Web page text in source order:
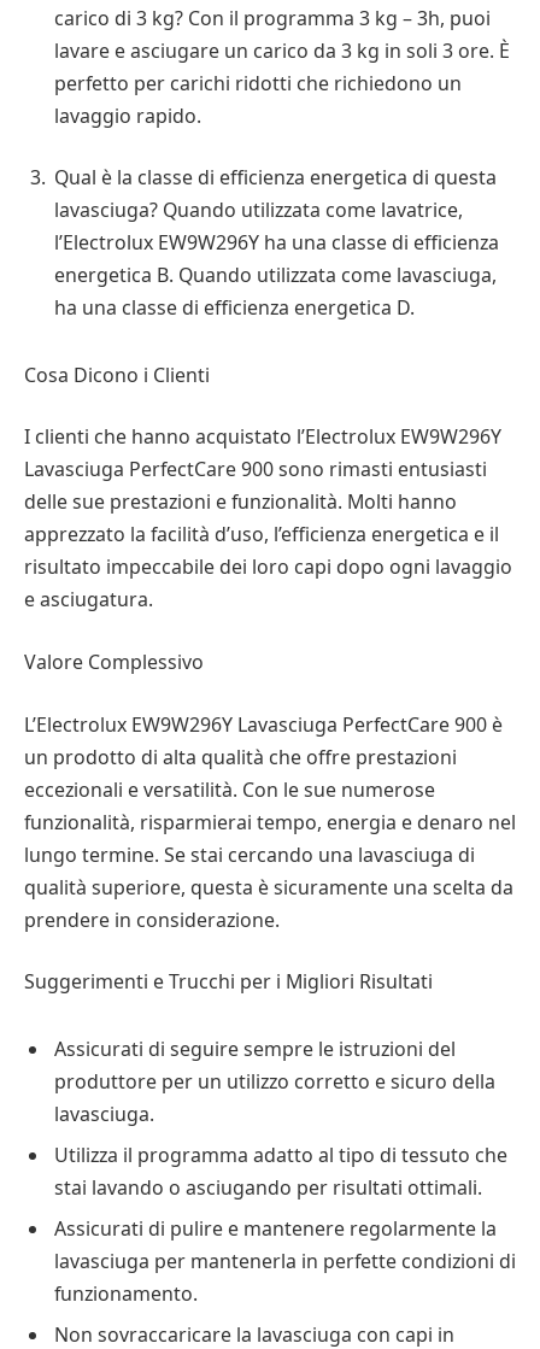
carico di 3 kg? Con il programma 3 kg – 3h, puoi
lavare e asciugare un carico da 3 kg in soli 3 ore. È
perfetto per carichi ridotti che richiedono un
lavaggio rapido.
Qual è la classe di efficienza energetica di questa
lavasciuga? Quando utilizzata come lavatrice,
l’Electrolux EW9W296Y ha una classe di efficienza
energetica B. Quando utilizzata come lavasciuga,
ha una classe di efficienza energetica D.
Cosa Dicono i Clienti
I clienti che hanno acquistato l’Electrolux EW9W296Y
Lavasciuga PerfectCare 900 sono rimasti entusiasti
delle sue prestazioni e funzionalità. Molti hanno
apprezzato la facilità d’uso, l’efficienza energetica e il
risultato impeccabile dei loro capi dopo ogni lavaggio
e asciugatura.
Valore Complessivo
L’Electrolux EW9W296Y Lavasciuga PerfectCare 900 è
un prodotto di alta qualità che offre prestazioni
eccezionali e versatilità. Con le sue numerose
funzionalità, risparmierai tempo, energia e denaro nel
lungo termine. Se stai cercando una lavasciuga di
qualità superiore, questa è sicuramente una scelta da
prendere in considerazione.
Suggerimenti e Trucchi per i Migliori Risultati
Assicurati di seguire sempre le istruzioni del
produttore per un utilizzo corretto e sicuro della
lavasciuga.
Utilizza il programma adatto al tipo di tessuto che
stai lavando o asciugando per risultati ottimali.
Assicurati di pulire e mantenere regolarmente la
lavasciuga per mantenerla in perfette condizioni di
funzionamento.
Non sovraccaricare la lavasciuga con capi in